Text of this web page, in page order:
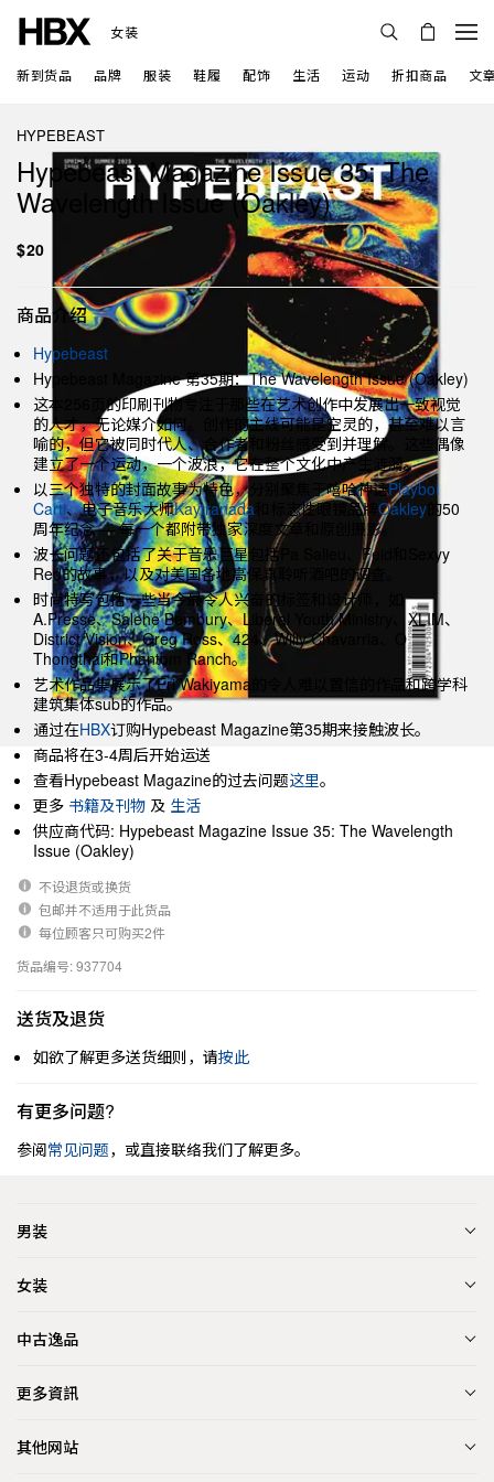
女装
新到货品 品牌 服装 鞋履 配饰 生活 运动 折扣商品 文
HYPEBEAST
Hypebeast Magazine Issue 35: The
Wavelength Issue (Oakley)
$20
商品介绍
Hypebeast
Hypebeast Magazine 第35期：The Wavelength Issue (Oakley)
这本256页的印刷刊物专注于那些在艺术创作中发展出一致视觉
的人才，无论媒介如何。创作的主线可能是空灵的，甚至难以言
喻的，但它被同时代人、合作者和粉丝感受到并理解。这些偶像
建立了一个运动，一个波浪，它在整个文化中产生涟漪。
以三个独特的封面故事为特色，分别聚焦于嘻哈神话Playboi
Carti、电子音乐大师Kaytranada 和标志性眼镜品牌 Oakley 的50
周年纪念 — 每一个都附带独家深度文章和原创摄影。
波长问题还包括了关于音乐巨星包括Pa Salieu、Feid和Sexyy
Red的故事，以及对美国各地高保真聆听酒吧的调查。
时尚特写包括一些当今最令人兴奋的标签和设计师，如
A.Presse、Salehe Bembury、Liberal Youth Ministry、XLIM、
District Vision、Greg Ross、424、Willy Chavarria、O
Thongthai和Phantom Ranch。
艺术作品集展示了Eri Wakiyama的令人难以置信的作品和跨学科
建筑集体sub的作品。
通过在HBX订购Hypebeast Magazine第35期来接触波长。
商品将在3-4周后开始运送
查看Hypebeast Magazine的过去问题这里。
更多 书籍及刊物 及 生活
供应商代码: Hypebeast Magazine Issue 35: The Wavelength
Issue (Oakley)
不设退货或换货
包邮并不适用于此货品
每位顾客只可购买2件
货品编号: 937704
送货及退货
如欲了解更多送货细则，请按此
有更多问题?
参阅常见问题，或直接联络我们了解更多。
男装
女装
中古逸品
更多資訊
其他网站